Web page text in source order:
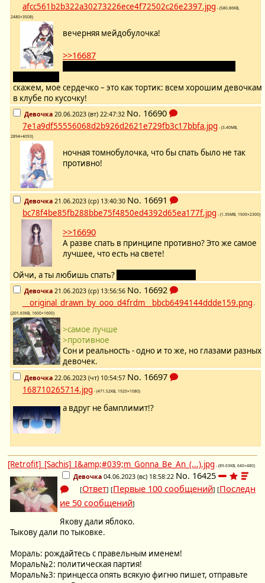
afcc561b2b322a30273226ece4f72502c26e2397.jpg - (580.86KB,
2480×3508)
вечерняя мейдобулочка!
>>16687
скажем, мое сердечко – это как тортик: всем хорошим девочкам
в клубе по кусочку!
Девочка 20.06.2023 (вт) 22:47:32 No. 16690
7e1a9df55556068d2b926d2621e729fb3c17bbfa.jpg - (3.40MB,
2894×4093)
ночная томнобулочка, что бы спать было не так
противно!
Девочка 21.06.2023 (ср) 13:40:30 No. 16691
bc78f4be85fb288bbe75f4850ed4392d65ea177f.jpg - (1.35MB, 1500×2300)
>>16690
А разве спать в принципе противно? Это же самое
лучшее, что есть на свете!
Ойчи, а ты любишь спать?
Девочка 21.06.2023 (ср) 13:56:56 No. 16692
__original_drawn_by_ooo_d4frdm__bbcb6494144ddde159.png -
(201.63KB, 1600×1600)
>самое лучше
>противное
Сон и реальность - одно и то же, но глазами разных
девочек.
Девочка 22.06.2023 (чт) 10:54:57 No. 16697
168710265714.jpg - (471.52KB, 1920×1080)
а вдруг не бамплимит!?
[Retrofit]_[Sachis]_I&amp;#039;m_Gonna_Be_An_(...).jpg - (89.63KB, 640×480)
Девочка 04.06.2023 (вс) 18:58:22 No. 16425
[Ответ] [Первые 100 сообщений] [Последн
ие 50 сообщений]
Якову дали яблоко.
Тыкову дали по тыковке.
Мораль: рождайтесь с правельным именем!
Мораль№2: политическая партия!
Мораль№3: принцесса опять всякую фигню пишет, отправьте